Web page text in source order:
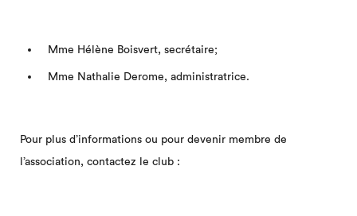
Mme Hélène Boisvert, secrétaire;
Mme Nathalie Derome, administratrice.
Pour plus d’informations ou pour devenir membre de
l’association, contactez le club :